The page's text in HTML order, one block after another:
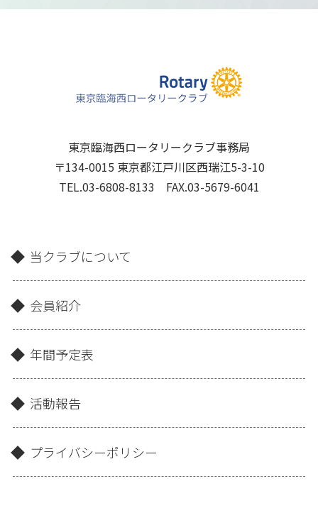
東京臨海西ロータリークラブ事務局
〒134-0015 東京都江戸川区西瑞江5-3-10
TEL.03-6808-8133 FAX.03-5679-6041
当クラブについて
会員紹介
年間予定表
活動報告
プライバシーポリシー